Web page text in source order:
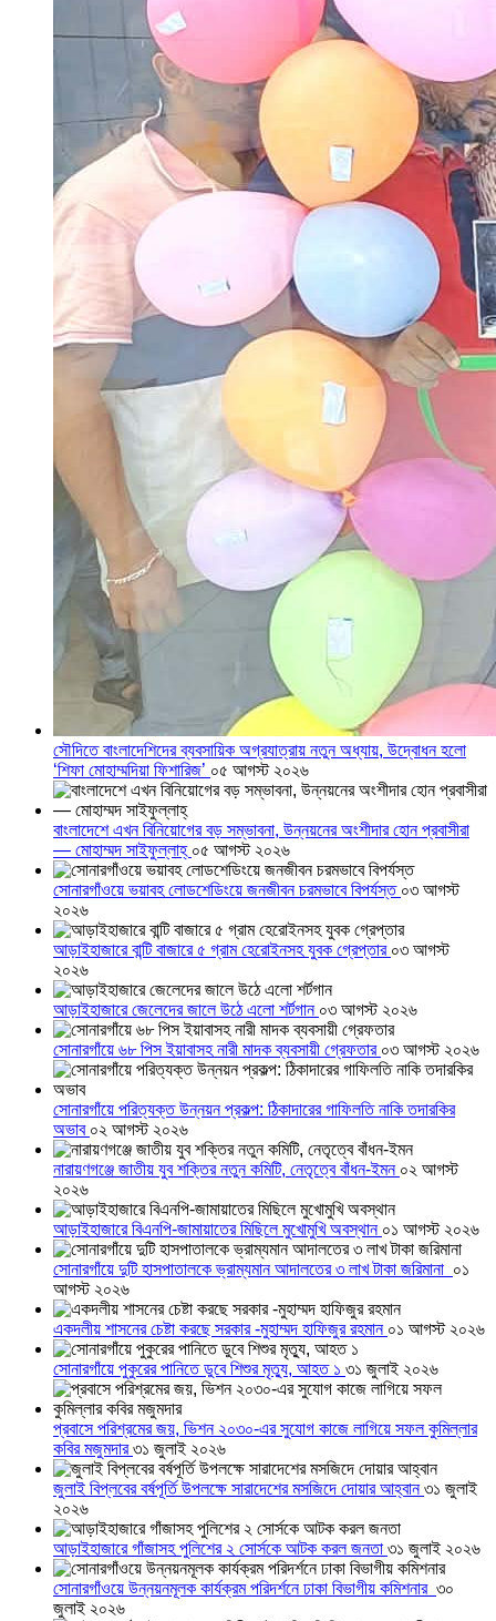
সৌদিতে বাংলাদেশিদের ব্যবসায়িক অগ্রযাত্রায় নতুন অধ্যায়, উদ্বোধন হলো
‘শিফা মোহাম্মদিয়া ফিশারিজ’ ০৫ আগস্ট ২০২৬
বাংলাদেশে এখন বিনিয়োগের বড় সম্ভাবনা, উন্নয়নের অংশীদার হোন প্রবাসীরা
— মোহাম্মদ সাইফুল্লাহ্ ০৫ আগস্ট ২০২৬
সোনারগাঁওয়ে ভয়াবহ লোডশেডিংয়ে জনজীবন চরমভাবে বিপর্যস্ত ০৩ আগস্ট
২০২৬
আড়াইহাজারে বান্টি বাজারে ৫ গ্রাম হেরোইনসহ যুবক গ্রেপ্তার ০৩ আগস্ট
২০২৬
আড়াইহাজারে জেলেদের জালে উঠে এলো শর্টগান ০৩ আগস্ট ২০২৬
সোনারগাঁয়ে ৬৮ পিস ইয়াবাসহ নারী মাদক ব্যবসায়ী গ্রেফতার ০৩ আগস্ট ২০২৬
সোনারগাঁয়ে পরিত্যক্ত উন্নয়ন প্রকল্প: ঠিকাদারের গাফিলতি নাকি তদারকির
অভাব ০২ আগস্ট ২০২৬
নারায়ণগঞ্জে জাতীয় যুব শক্তির নতুন কমিটি, নেতৃত্বে বাঁধন-ইমন ০২ আগস্ট
২০২৬
আড়াইহাজারে বিএনপি-জামায়াতের মিছিলে মুখোমুখি অবস্থান ০১ আগস্ট ২০২৬
সোনারগাঁয়ে দুটি হাসপাতালকে ভ্রাম্যমান আদালতের ৩ লাখ টাকা জরিমানা ০১
আগস্ট ২০২৬
একদলীয় শাসনের চেষ্টা করছে সরকার -মুহাম্মদ হাফিজুর রহমান ০১ আগস্ট ২০২৬
সোনারগাঁয়ে পুকুরের পানিতে ডুবে শিশুর মৃত্যু, আহত ১ ৩১ জুলাই ২০২৬
প্রবাসে পরিশ্রমের জয়, ভিশন ২০৩০-এর সুযোগ কাজে লাগিয়ে সফল কুমিল্লার
কবির মজুমদার৩১ জুলাই ২০২৬
জুলাই বিপ্লবের বর্ষপূর্তি উপলক্ষে সারাদেশের মসজিদে দোয়ার আহ্বান৩১ জুলাই
২০২৬
আড়াইহাজারে গাঁজাসহ পুলিশের ২ সোর্সকে আটক করল জনতা ৩১ জুলাই ২০২৬
সোনারগাঁওয়ে উন্নয়নমূলক কার্যক্রম পরিদর্শনে ঢাকা বিভাগীয় কমিশনার ৩০
জুলাই ২০২৬